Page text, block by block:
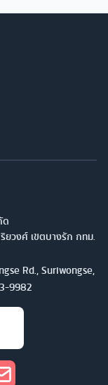
ด
ยวงศ์ เขตบางรัก กทม.
Rd., Suriwongse,
9982